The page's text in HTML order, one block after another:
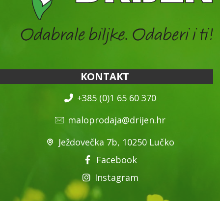
KONTAKT
+385 (0)1 65 60 370
maloprodaja@drijen.hr
Ježdovečka 7b, 10250 Lučko
Facebook
Instagram